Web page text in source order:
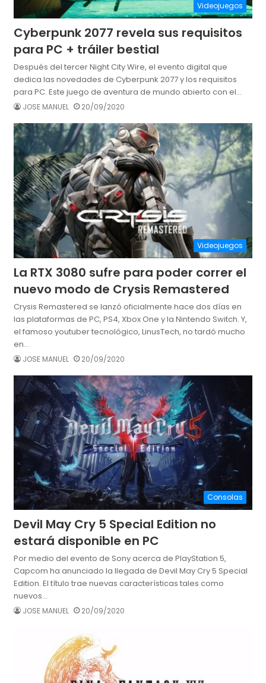
Videojuegos
Cyberpunk 2077 revela sus requisitos
para PC + tráiler bestial
Después del tercer Night City Wire, el evento digital que
dedica las novedades de Cyberpunk 2077 y los requisitos
para PC. Este juego de aventura de mundo abierto con el…
JOSE MANUEL 20/09/2020
Videojuegos
La RTX 3080 sufre para poder correr el
nuevo modo de Crysis Remastered
Crysis Remastered se lanzó oficialmente hace dos días en
las plataformas de PC, PS4, Xbox One y la Nintendo Switch. Y,
el famoso youtuber tecnológico, LinusTech, no tardó mucho
en…
JOSE MANUEL 20/09/2020
Consolas
Devil May Cry 5 Special Edition no
estará disponible en PC
Por medio del evento de Sony acerca de PlayStation 5,
Capcom ha anunciado la llegada de Devil May Cry 5 Special
Edition. El título trae nuevas características tales como
nuevos…
JOSE MANUEL 20/09/2020